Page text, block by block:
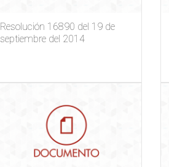
Resolución 16890 del 19 de
septiembre del 2014